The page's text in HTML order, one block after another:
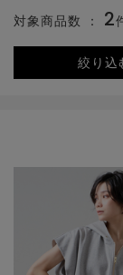
絞り込
対象商品数 ： 2